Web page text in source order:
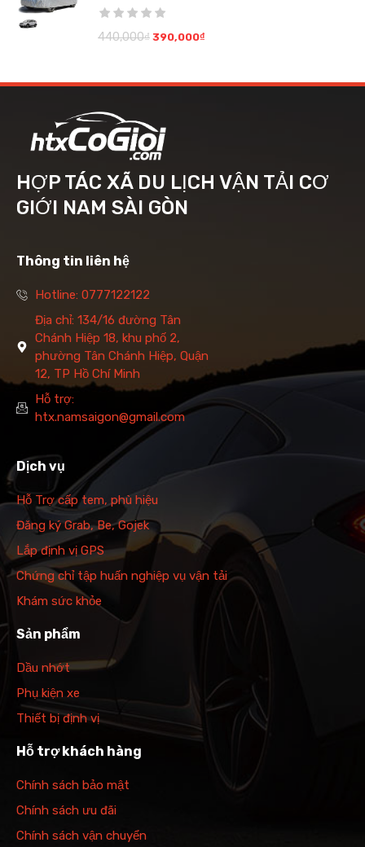
440,000₫ 390,000₫
HỢP TÁC XÃ DU LỊCH VẬN TẢI CƠ
GIỚI NAM SÀI GÒN
Thông tin liên hệ
Hotline: 0777122122
Địa chỉ: 134/16 đường Tân
Chánh Hiệp 18, khu phố 2,
phường Tân Chánh Hiệp, Quận
12, TP Hồ Chí Minh
Hỗ trợ:
htx.namsaigon@gmail.com
Dịch vụ
Hỗ Trợ cấp tem, phù hiệu
Đăng ký Grab, Be, Gojek
Lắp định vị GPS
Chứng chỉ tập huấn nghiệp vụ vận tải
Khám sức khỏe
Sản phẩm
Dầu nhớt
Phụ kiện xe
Thiết bị định vị
Hỗ trợ khách hàng
Chính sách bảo mật
Chính sách ưu đãi
Chính sách vận chuyển